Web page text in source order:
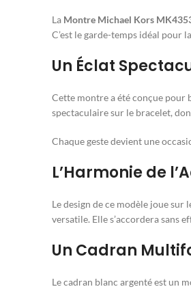
La Montre Michael Kors
C’est le garde-temps idéal
Un Éclat
Cette montre a été conçue pour
spectaculaire sur le bracelet,
Chaque geste devient une
L’Harmonie de
Le design de ce modèle joue
versatile. Elle s’accordera sans
Un Cadran
Le cadran blanc argenté est un